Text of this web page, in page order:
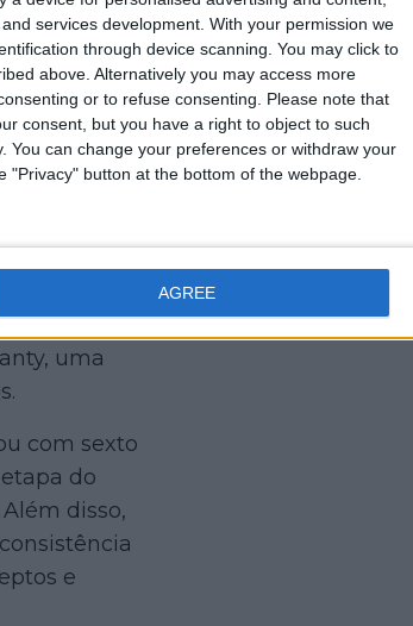
services development. With your permission we
through device scanning. You may click to
above. Alternatively you may access more
or to refuse consenting.
Please note that
consent, but you have a right to object to such
You can change your preferences or withdraw your
button at the bottom of the webpage.
AGREE
ciclista
se
e nas
o
uma
com sexto
do
disso,
e